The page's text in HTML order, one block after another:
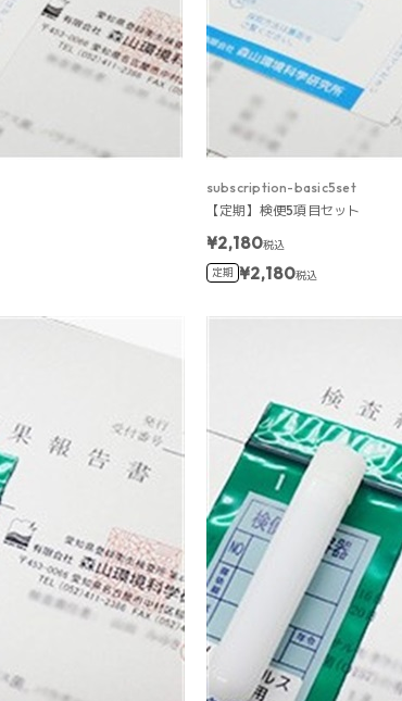
subscription-basic5set
【定期】検便5項目セット
¥2,180税込
定期 ¥2,180税込